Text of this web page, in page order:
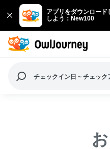
アプリをダウンロー
しよう：New100
チェックイン日 ~ チェック